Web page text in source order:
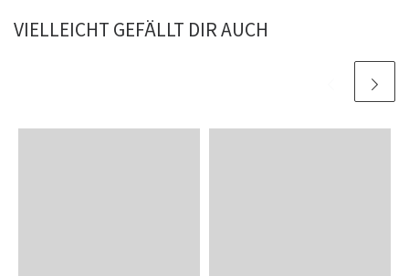
VIELLEICHT GEFÄLLT DIR AUCH